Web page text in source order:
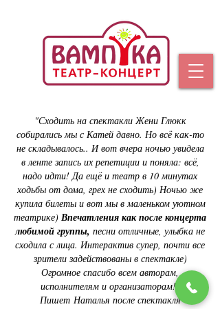
"Сходить на спектакли Жени Глюкк
собирались мы с Катей давно. Но всё как-то
не складывалось.. И вот вчера ночью увидела
в ленте запись их репетиции и поняла: всё,
надо идти! Да ещё и театр в 10 минутах
ходьбы от дома, грех не сходить) Ночью же
купила билеты и вот мы в маленьком уютном
театрике) Впечатления как после концерта
любимой группы, песни отличные, улыбка не
сходила с лица. Интерактив супер, почти все
зрители задействованы в спектакле)
Огромное спасибо всем авторам,
исполнителям и организаторам!"
Пишет Наталья после спектакля